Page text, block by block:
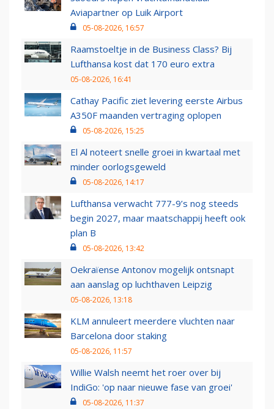
Aviapartner op Luik Airport
05-08-2026, 16:57
Raamstoeltje in de Business Class? Bij
Lufthansa kost dat 170 euro extra
05-08-2026, 16:41
Cathay Pacific ziet levering eerste Airbus
A350F maanden vertraging oplopen
05-08-2026, 15:25
El Al noteert snelle groei in kwartaal met
minder oorlogsgeweld
05-08-2026, 14:17
Lufthansa verwacht 777-9’s nog steeds
begin 2027, maar maatschappij heeft ook
plan B
05-08-2026, 13:42
Oekraïense Antonov mogelijk ontsnapt
aan aanslag op luchthaven Leipzig
05-08-2026, 13:18
KLM annuleert meerdere vluchten naar
Barcelona door staking
05-08-2026, 11:57
Willie Walsh neemt het roer over bij
IndiGo: 'op naar nieuwe fase van groei'
05-08-2026, 11:37